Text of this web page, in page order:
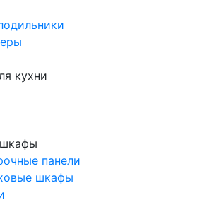
кухни
панели
шкафы